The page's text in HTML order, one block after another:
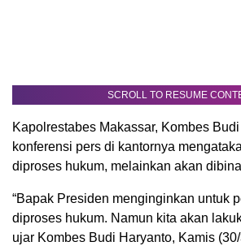
SCROLL TO RESUME
Kapolrestabes Makassar, Kombes
konferensi pers di kantornya
diproses hukum, melainkan akan
“Bapak Presiden menginginkan untuk
diproses hukum. Namun kita akan
ujar Kombes Budi Haryanto, Kamis